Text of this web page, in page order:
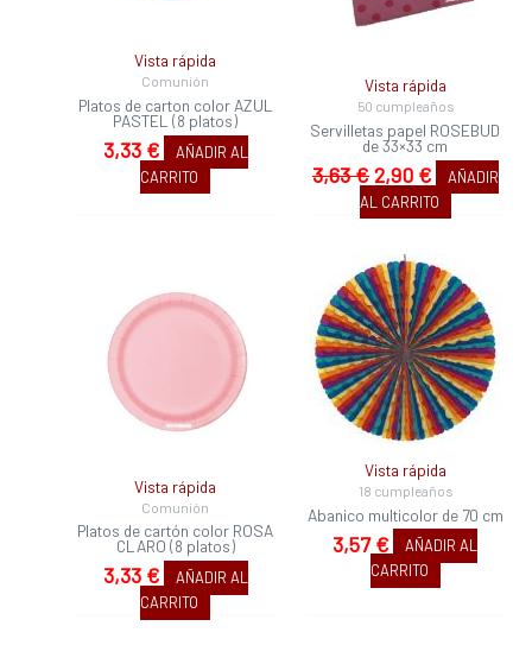
Vista rápida
Comunión
Platos de carton color AZUL
PASTEL (8 platos)
3,33 €
AÑADIR AL
CARRITO
Vista rápida
50 cumpleaños
Servilletas papel ROSEBUD
de 33×33 cm
3,63€2,90 €
AÑADIR
AL CARRITO
Vista rápida
Comunión
Platos de cartón color ROSA
CLARO (8 platos)
3,33 €
AÑADIR AL
CARRITO
Vista rápida
18 cumpleaños
Abanico multicolor de 70 cm
3,57€
AÑADIR AL
CARRITO